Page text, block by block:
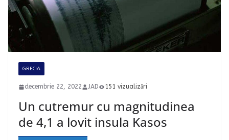
GRECIA
decembrie 22, 2022 JAD 151 vizualizări
Un cutremur cu magnitudinea
de 4,1 a lovit insula Kasos